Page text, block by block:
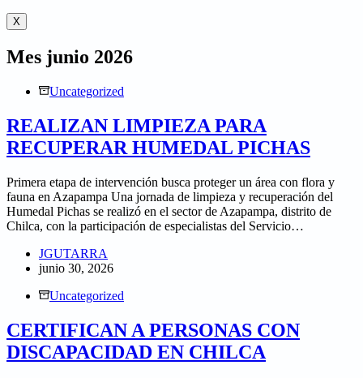
X
Mes junio 2026
Uncategorized
REALIZAN LIMPIEZA PARA
RECUPERAR HUMEDAL PICHAS
Primera etapa de intervención busca proteger un área con flora y
fauna en Azapampa Una jornada de limpieza y recuperación del
Humedal Pichas se realizó en el sector de Azapampa, distrito de
Chilca, con la participación de especialistas del Servicio…
JGUTARRA
junio 30, 2026
Uncategorized
CERTIFICAN A PERSONAS CON
DISCAPACIDAD EN CHILCA